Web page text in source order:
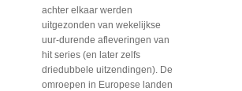
achter elkaar werden
uitgezonden van wekelijkse
uur-durende afleveringen van
hit series (en later zelfs
driedubbele uitzendingen). De
omroepen in Europese landen